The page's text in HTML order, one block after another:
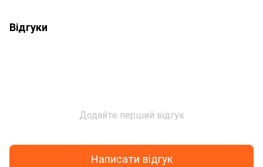
Відгуки
Додайте перший відгук
Написати відгук